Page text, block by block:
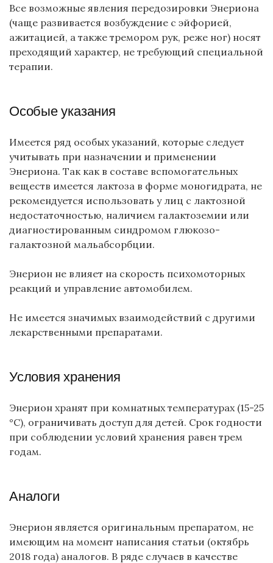
Все возможные явления передозировки Энериона
(чаще развивается возбуждение с эйфорией,
ажитацией, а также тремором рук, реже ног) носят
преходящий характер, не требующий специальной
терапии.
Особые указания
Имеется ряд особых указаний, которые следует
учитывать при назначении и применении
Энериона. Так как в составе вспомогательных
веществ имеется лактоза в форме моногидрата, не
рекомендуется использовать у лиц с лактозной
недостаточностью, наличием галактоземии или
диагностированным синдромом глюкозо-
галактозной мальабсорбции.
Энерион не влияет на скорость психомоторных
реакций и управление автомобилем.
Не имеется значимых взаимодействий с другими
лекарственными препаратами.
Условия хранения
Энерион хранят при комнатных температурах (15-25
°С), ограничивать доступ для детей. Срок годности
при соблюдении условий хранения равен трем
годам.
Аналоги
Энерион является оригинальным препаратом, не
имеющим на момент написания статьи (октябрь
2018 года) аналогов. В ряде случаев в качестве